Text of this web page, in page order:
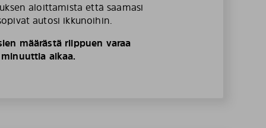
aloittamista että saamasi
autosi ikkunoihin.
määrästä riippuen varaa
aikaa.